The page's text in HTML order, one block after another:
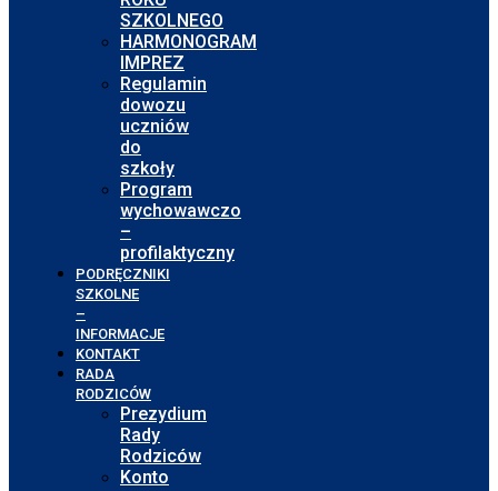
SZKOLNEGO
HARMONOGRAM
IMPREZ
Regulamin
dowozu
uczniów
do
szkoły
Program
wychowawczo
–
profilaktyczny
PODRĘCZNIKI
SZKOLNE
–
INFORMACJE
KONTAKT
RADA
RODZICÓW
Prezydium
Rady
Rodziców
Konto